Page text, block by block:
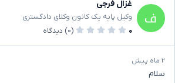
غزال فرجی
وکیل پایه یک کانون وکلای دادگستری
۰
(۰) دیدگاه
۲ ماه پیش
سلام